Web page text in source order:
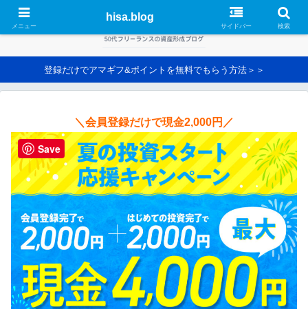
登録だけでアマギフ&ポイントを無料でもらう方法＞＞
＼会員登録だけで現金2,000円／
メニュー
hisa.blog
サイドバー 検索
Save